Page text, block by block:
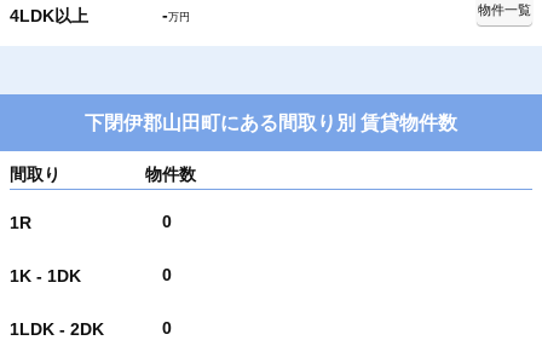
4LDK以上 -万円
物件一覧
下閉伊郡山田町にある間取り別 賃貸物件数
間取り 物件数
1R 0
1K - 1DK 0
1LDK - 2DK 0